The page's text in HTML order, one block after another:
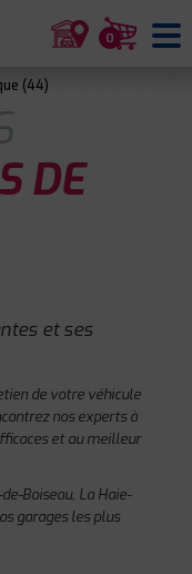
0
(44)
DE
et ses
de votre véhicule
nos experts à
et au meilleur
Boiseau, La Haie-
garages les plus